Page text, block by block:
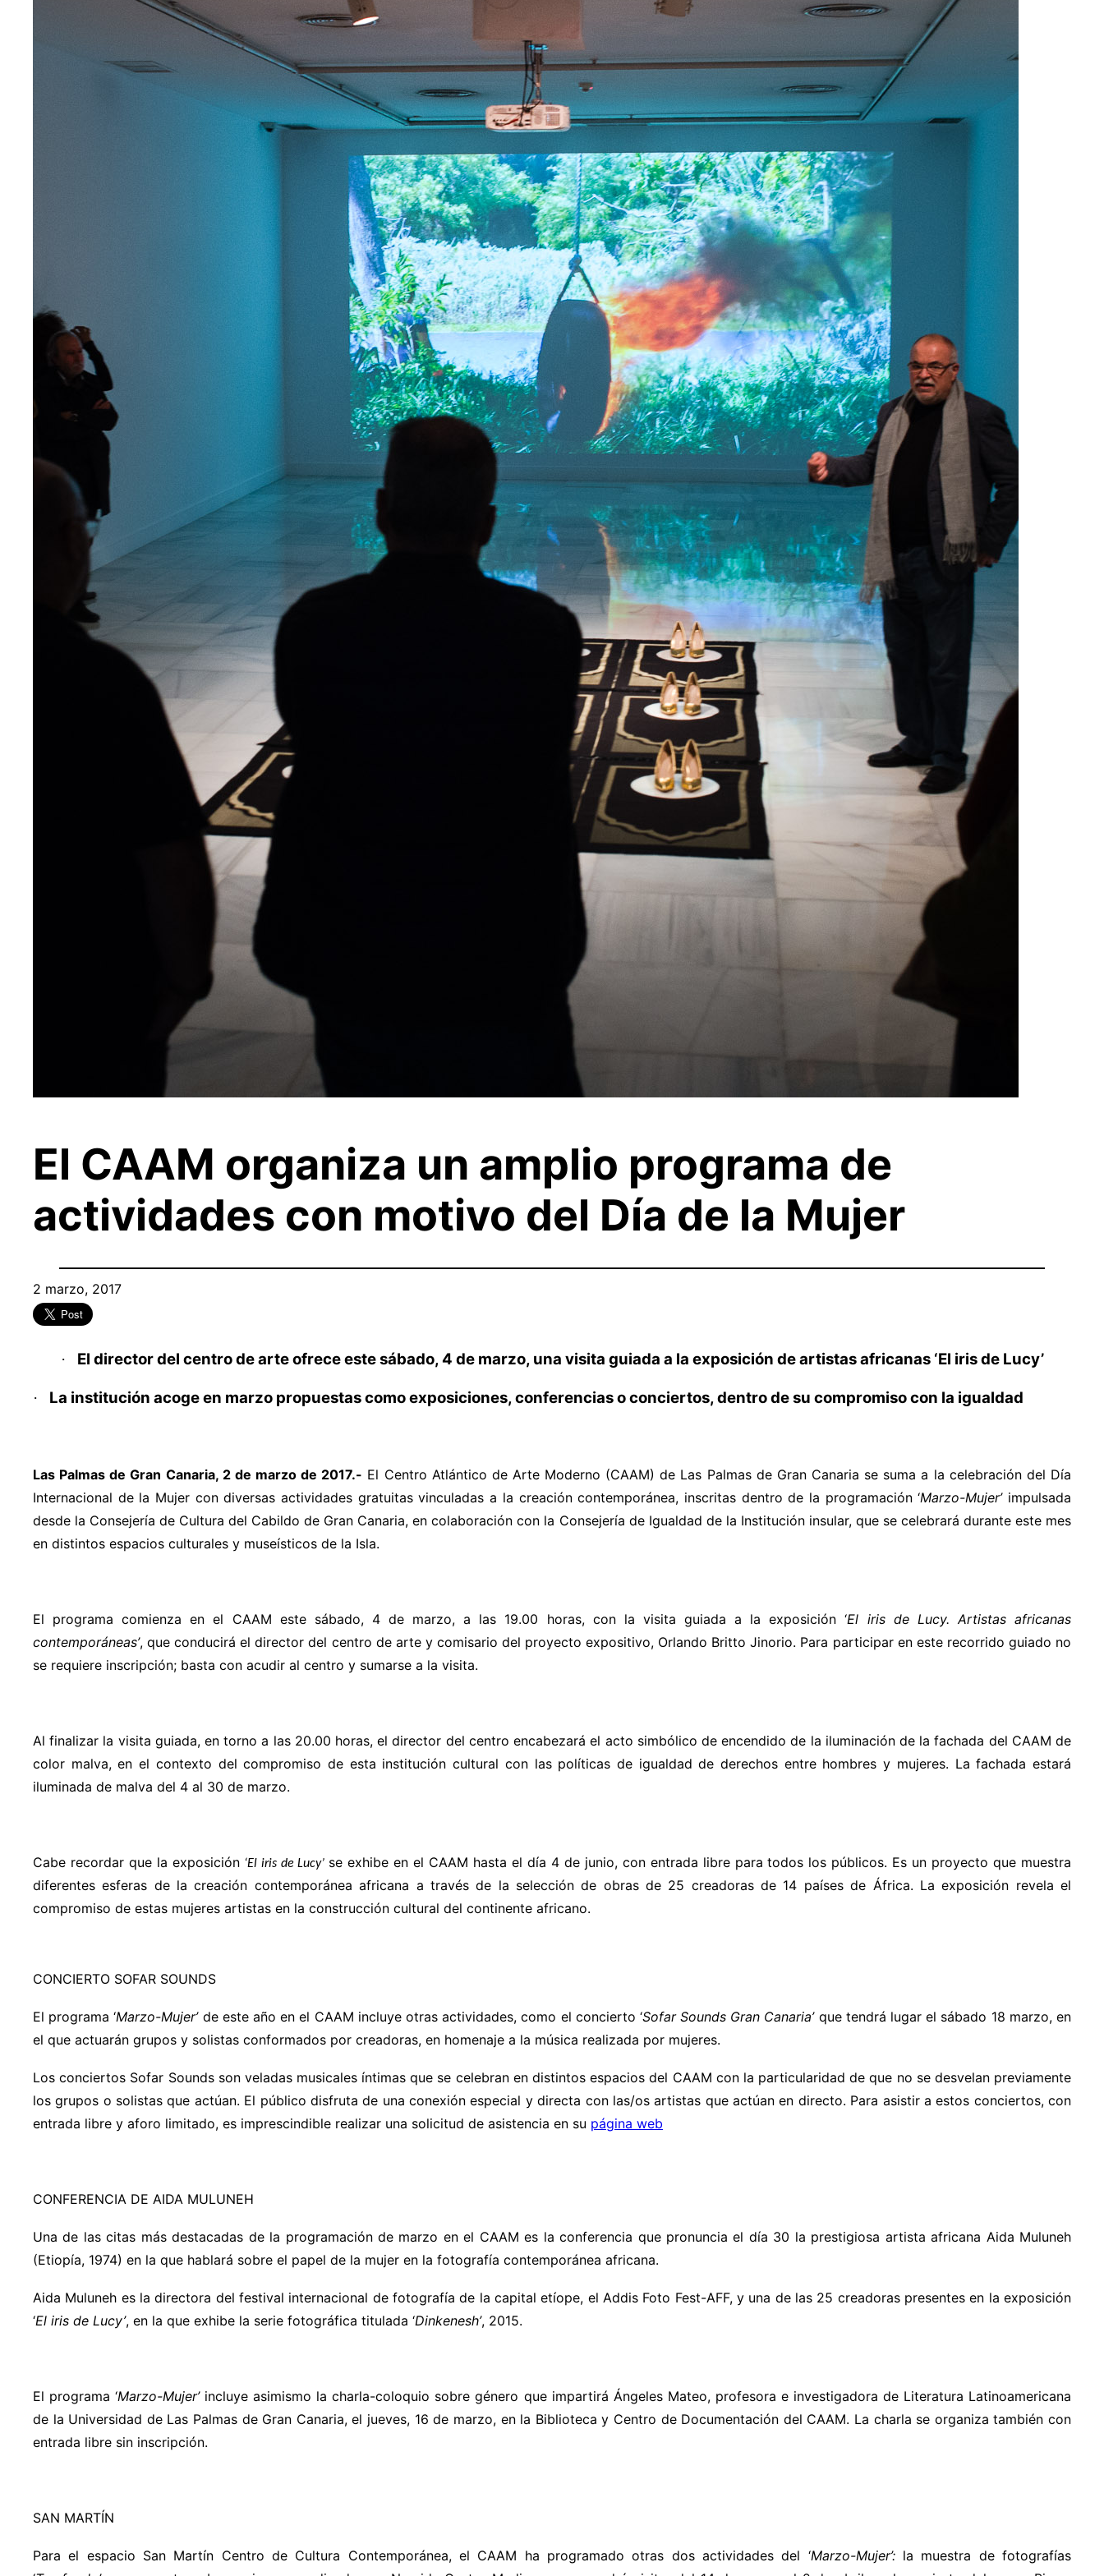
El CAAM organiza un amplio programa de
actividades con motivo del Día de la Mujer
2 marzo, 2017
· El director del centro de arte ofrece este sábado, 4 de marzo, una visita guiada a la exposición de artistas africanas ‘El iris de Lucy’
· La institución acoge en marzo propuestas como exposiciones, conferencias o conciertos, dentro de su compromiso con la igualdad
Las Palmas de Gran Canaria, 2 de marzo de 2017.- El Centro Atlántico de Arte Moderno (CAAM) de Las Palmas de Gran Canaria se suma a la celebración del Día
Internacional de la Mujer con diversas actividades gratuitas vinculadas a la creación contemporánea, inscritas dentro de la programación ‘Marzo-Mujer’impulsada
desde la Consejería de Cultura del Cabildo de Gran Canaria, en colaboración con la Consejería de Igualdad de la Institución insular, que se celebrará durante este mes
en distintos espacios culturales y museísticos de la Isla.
El programa comienza en el CAAM este sábado, 4 de marzo, a las 19.00 horas, con la visita guiada a la exposición ‘El iris de Lucy. Artistas africanas
contemporáneas’, que conducirá el director del centro de arte y comisario del proyecto expositivo, Orlando Britto Jinorio. Para participar en este recorrido guiado no
se requiere inscripción; basta con acudir al centro y sumarse a la visita.
Al finalizar la visita guiada, en torno a las 20.00 horas, el director del centro encabezará el acto simbólico de encendido de la iluminación de la fachada del CAAM de
color malva, en el contexto del compromiso de esta institución cultural con las políticas de igualdad de derechos entre hombres y mujeres. La fachada estará
iluminada de malva del 4 al 30 de marzo.
Cabe recordar que la exposición‘El iris de Lucy’ se exhibeen el CAAM hasta el día 4 de junio, con entrada libre para todos los públicos. Es un proyecto que muestra
diferentes esferas de la creación contemporánea africana a través de la selección de obras de 25 creadoras de 14 países de África. La exposición revela el
compromiso de estas mujeres artistas en la construcción cultural del continente africano.
CONCIERTO SOFAR SOUNDS
El programa ‘Marzo-Mujer’de este año en el CAAM incluye otras actividades, como el concierto ‘Sofar Sounds Gran Canaria’que tendrá lugar el sábado 18 marzo, en
el que actuarán grupos y solistas conformados por creadoras, en homenaje a la música realizada por mujeres.
Los conciertos Sofar Sounds son veladas musicales íntimas que se celebran en distintos espacios del CAAM con la particularidad de que no se desvelan previamente
los grupos o solistas que actúan. El público disfruta de una conexión especial y directa con las/os artistas que actúan en directo. Para asistir a estos conciertos, con
entrada libre y aforo limitado, es imprescindible realizar una solicitud de asistencia en su página web
CONFERENCIA DE AIDA MULUNEH
Una de las citas más destacadas de la programación de marzo en el CAAM es la conferencia que pronuncia el día 30 la prestigiosa artista africana Aida Muluneh
(Etiopía, 1974) en la que hablará sobre el papel de la mujer en la fotografía contemporánea africana.
Aida Muluneh es la directora del festival internacional de fotografía de la capital etíope, el Addis Foto Fest-AFF, y una de las 25 creadoras presentes en la exposición
‘El iris de Lucy’, en la que exhibe la serie fotográfica titulada ‘Dinkenesh’, 2015.
El programa ‘Marzo-Mujer’incluye asimismo la charla-coloquio sobre género que impartirá Ángeles Mateo, profesora e investigadora de Literatura Latinoamericana
de la Universidad de Las Palmas de Gran Canaria, el jueves, 16 de marzo, en la Biblioteca y Centro de Documentación del CAAM. La charla se organiza también con
entrada libre sin inscripción.
SAN MARTÍN
Para el espacio San Martín Centro de Cultura Contemporánea, el CAAM ha programado otras dos actividades del ‘Marzo-Mujer’: la muestra de fotografías